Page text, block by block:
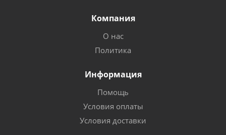
Компания
О нас
Политика
Информация
Помощь
Условия оплаты
Условия доставки